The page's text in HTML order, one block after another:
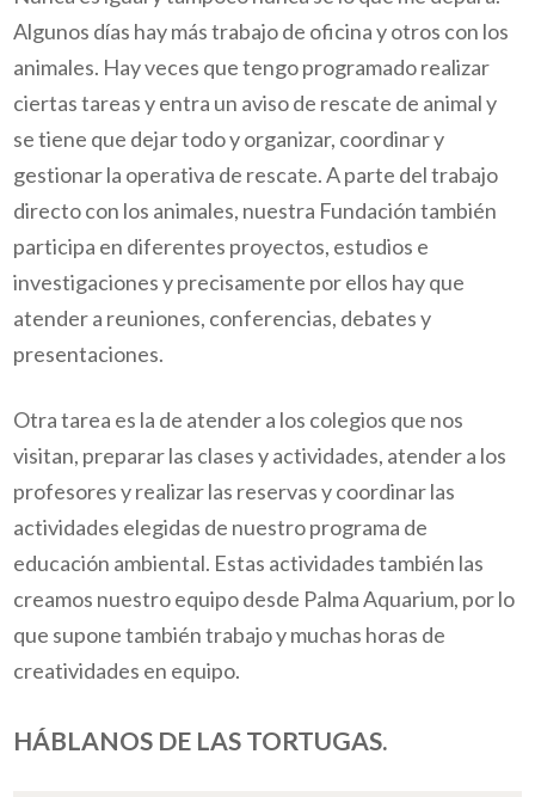
Algunos días hay más trabajo de oficina y otros con los
animales. Hay veces que tengo programado realizar
ciertas tareas y entra un aviso de rescate de animal y
se tiene que dejar todo y organizar, coordinar y
gestionar la operativa de rescate. A parte del trabajo
directo con los animales, nuestra Fundación también
participa en diferentes proyectos, estudios e
investigaciones y precisamente por ellos hay que
atender a reuniones, conferencias, debates y
presentaciones.
Otra tarea es la de atender a los colegios que nos
visitan, preparar las clases y actividades, atender a los
profesores y realizar las reservas y coordinar las
actividades elegidas de nuestro programa de
educación ambiental. Estas actividades también las
creamos nuestro equipo desde Palma Aquarium, por lo
que supone también trabajo y muchas horas de
creatividades en equipo.
HÁBLANOS DE LAS TORTUGAS.